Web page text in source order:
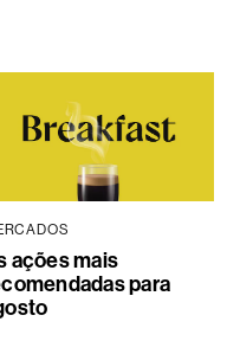
ações mais
para